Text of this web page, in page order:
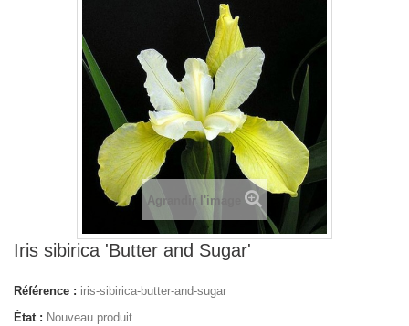
Agrandir l'image
Iris sibirica 'Butter and Sugar'
Référence : iris-sibirica-butter-and-sugar
État : Nouveau produit